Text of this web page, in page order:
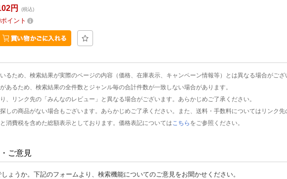
円 (税込)
ポイント
るため、検索結果が実際のページの内容（価格、在庫表示、キャンペーン情報等）とは異なる場合がござ
あるため、検索結果の全件数とジャンル毎の合計件数が一致しない場合があります。
、リンク先の「みんなのレビュー」と異なる場合がございます。あらかじめご了承ください。
しの商品がない場合もございます。あらかじめご了承ください。また、送料・手数料についてはリンク先
消費税を含めた総額表示としております。価格表記については こちら をご参照ください。
ご意見
ょうか。下記のフォームより、検索機能についてのご意見をお聞かせください。